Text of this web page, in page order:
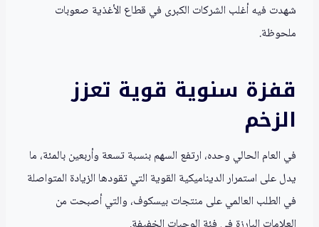
شهدت فيه أغلب الشركات الكبرى في قطاع الأغذية صعوبات
ملحوظة.
قفزة سنوية قوية تعزز
الزخم
في العام الحالي وحده، ارتفع السهم بنسبة تسعة وأربعين بالمئة، ما
يدل على استمرار الديناميكية القوية التي تقودها الزيادة المتواصلة
في الطلب العالمي على منتجات بيسكوف، والتي أصبحت من